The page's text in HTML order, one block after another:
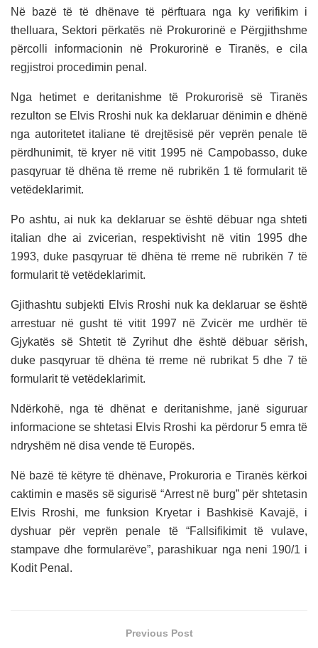
Në bazë të të dhënave të përftuara nga ky verifikim i
thelluara, Sektori përkatës në Prokurorinë e Përgjithshme
përcolli informacionin në Prokurorinë e Tiranës, e cila
regjistroi procedimin penal.
Nga hetimet e deritanishme të Prokurorisë së Tiranës
rezulton se Elvis Rroshi nuk ka deklaruar dënimin e dhënë
nga autoritetet italiane të drejtësisë për veprën penale të
përdhunimit, të kryer në vitit 1995 në Campobasso, duke
pasqyruar të dhëna të rreme në rubrikën 1 të formularit të
vetëdeklarimit.
Po ashtu, ai nuk ka deklaruar se është dëbuar nga shteti
italian dhe ai zvicerian, respektivisht në vitin 1995 dhe
1993, duke pasqyruar të dhëna të rreme në rubrikën 7 të
formularit të vetëdeklarimit.
Gjithashtu subjekti Elvis Rroshi nuk ka deklaruar se është
arrestuar në gusht të vitit 1997 në Zvicër me urdhër të
Gjykatës së Shtetit të Zyrihut dhe është dëbuar sërish,
duke pasqyruar të dhëna të rreme në rubrikat 5 dhe 7 të
formularit të vetëdeklarimit.
Ndërkohë, nga të dhënat e deritanishme, janë siguruar
informacione se shtetasi Elvis Rroshi ka përdorur 5 emra të
ndryshëm në disa vende të Europës.
Në bazë të këtyre të dhënave, Prokuroria e Tiranës kërkoi
caktimin e masës së sigurisë “Arrest në burg” për shtetasin
Elvis Rroshi, me funksion Kryetar i Bashkisë Kavajë, i
dyshuar për veprën penale të “Fallsifikimit të vulave,
stampave dhe formularëve”, parashikuar nga neni 190/1 i
Kodit Penal.
Previous Post